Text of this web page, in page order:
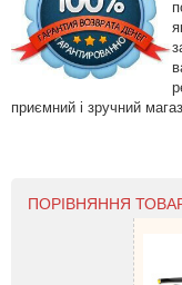
приємний і зручний
ПОРІВНЯННЯ